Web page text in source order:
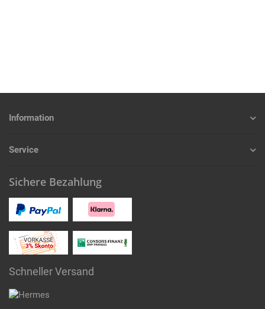
Information
Service
Sichere Bezahlung
Schneller Versand